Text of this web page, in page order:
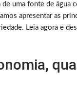
uma fonte de água
apresentar as
Leia agora e